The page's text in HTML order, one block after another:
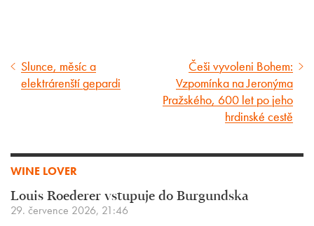
Předcházející
článek
Slunce, měsíc a
elektrárenští gepardi
Následující
článek
Češi vyvoleni Bohem:
Vzpomínka na Jeronýma
Pražského, 600 let po jeho
hrdinské cestě
WINE LOVER
Louis Roederer vstupuje do Burgundska
29. července 2026, 21:46